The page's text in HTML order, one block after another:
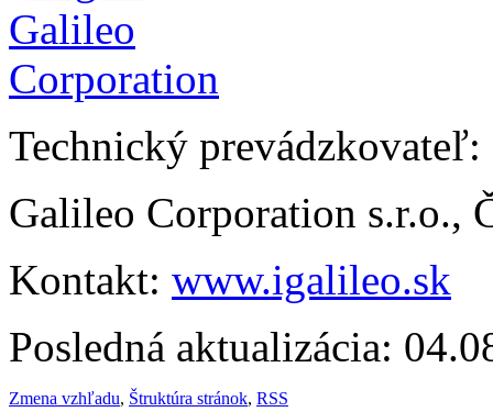
Technický prevádzkovateľ:
Galileo Corporation s.r.o.,
Kontakt: www.igalileo.sk
Posledná aktualizácia:
Zmena vzhľadu, Štruktúra stránok, RSS